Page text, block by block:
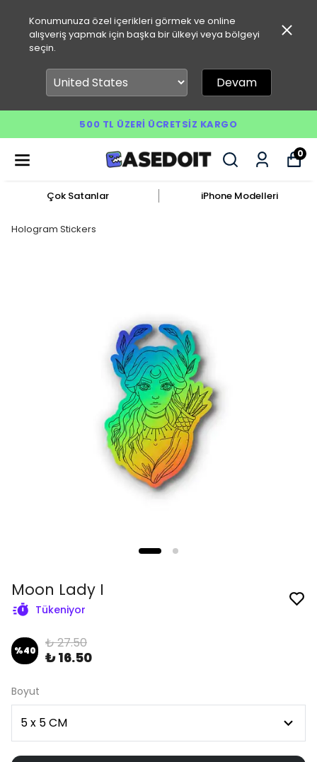
Konumunuza özel içerikleri görmek ve online
alışveriş yapmak için başka bir ülkeyi veya bölgeyi
seçin.
Devam
500 TL ÜZERI ÜCRETSIZ KARGO
0
Çok Satanlar iPhone Modelleri
Hologram Stickers
Moon Lady I
Tükeniyor
%40 ₺ 27.50
₺ 16.50
Boyut